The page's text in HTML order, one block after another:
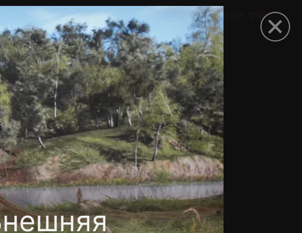
промокод